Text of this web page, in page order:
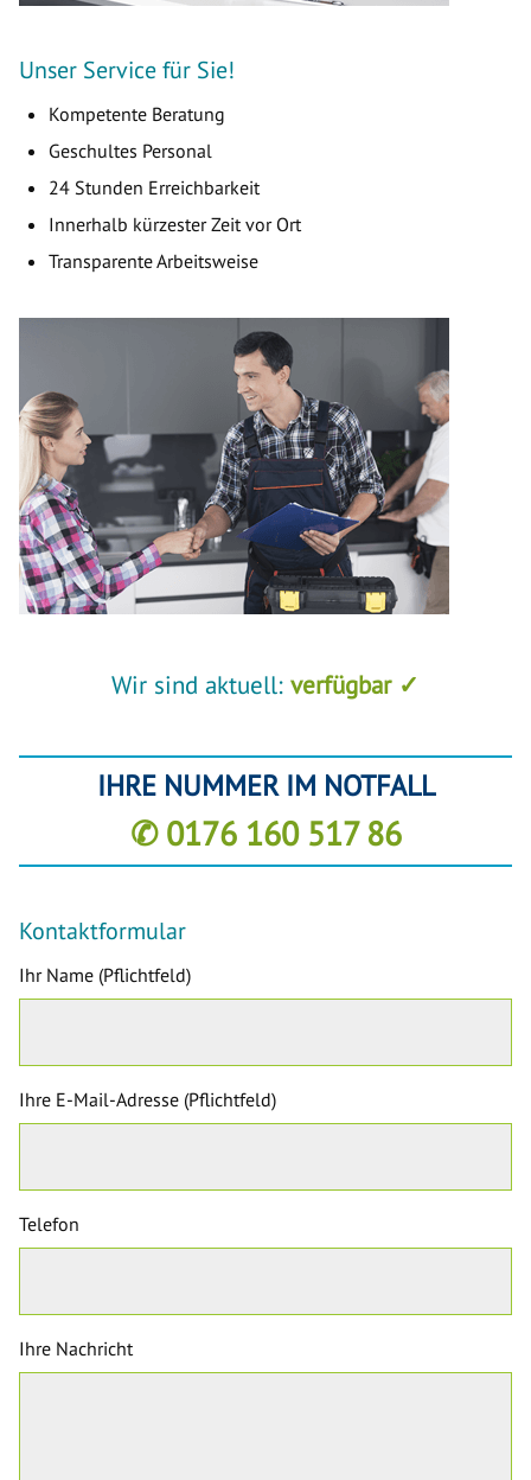
Unser Service für Sie!
Kompetente Beratung
Geschultes Personal
24 Stunden Erreichbarkeit
Innerhalb kürzester Zeit vor Ort
Transparente Arbeitsweise
Wir sind aktuell: verfügbar ✓
IHRE NUMMER IM NOTFALL
✆ 0176 160 517 86
Kontaktformular
Ihr Name (Pflichtfeld)
Ihre E-Mail-Adresse (Pflichtfeld)
Telefon
Ihre Nachricht